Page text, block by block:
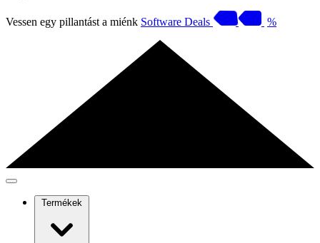
Vessen egy pillantást a miénk Software Deals %
Termékek